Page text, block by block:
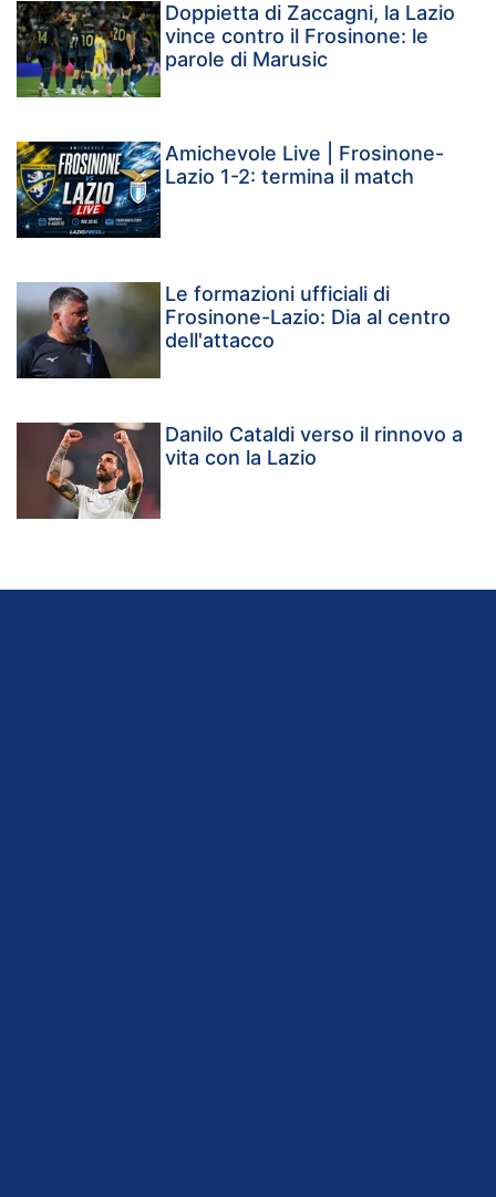
Doppietta di Zaccagni, la Lazio
vince contro il Frosinone: le
parole di Marusic
Amichevole Live | Frosinone-
Lazio 1-2: termina il match
Le formazioni ufficiali di
Frosinone-Lazio: Dia al centro
dell'attacco
Danilo Cataldi verso il rinnovo a
vita con la Lazio